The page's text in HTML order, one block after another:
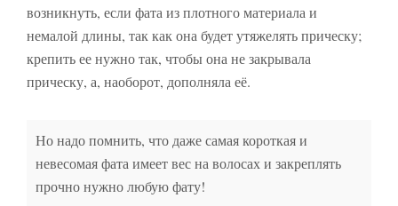
возникнуть, если фата из плотного материала и
немалой длины, так как она будет утяжелять прическу;
крепить ее нужно так, чтобы она не закрывала
прическу, а, наоборот, дополняла её.
Но надо помнить, что даже самая короткая и
невесомая фата имеет вес на волосах и закреплять
прочно нужно любую фату!